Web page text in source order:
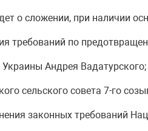
о сложении, при наличии
требований по
Украины Андрея Вадатурского;
сельского совета 7-го
законных требований